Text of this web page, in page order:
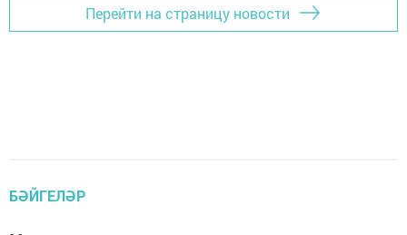
Перейти на страницу новости
БӘЙГЕЛӘР